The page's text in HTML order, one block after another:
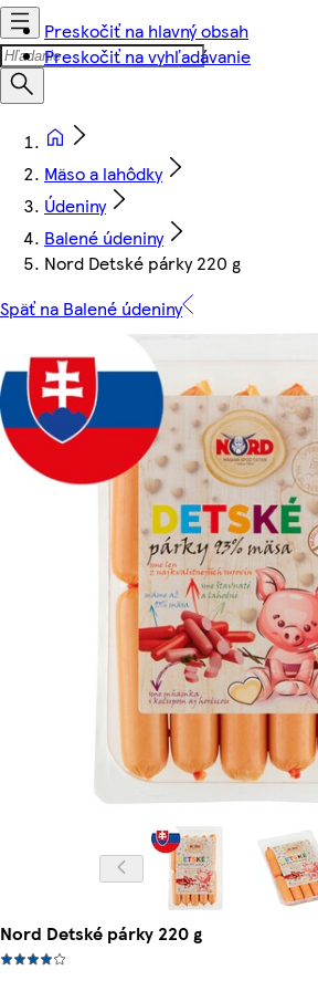
Preskočiť na hlavný obsah
Preskočiť na vyhľadávanie
Mäso a lahôdky
Údeniny
Balené údeniny
Nord Detské párky 220 g
Späť na Balené údeniny
Nord Detské párky 220 g